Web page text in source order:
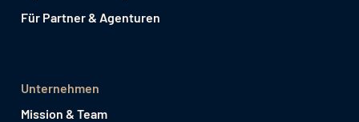
Für Partner & Agenturen
Unternehmen
Mission & Team